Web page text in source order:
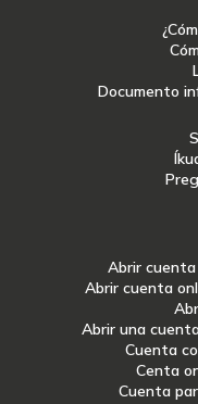
Documento
Abrir
Abrir cuenta
Abrir una
Cuenta
Centa
Cuenta